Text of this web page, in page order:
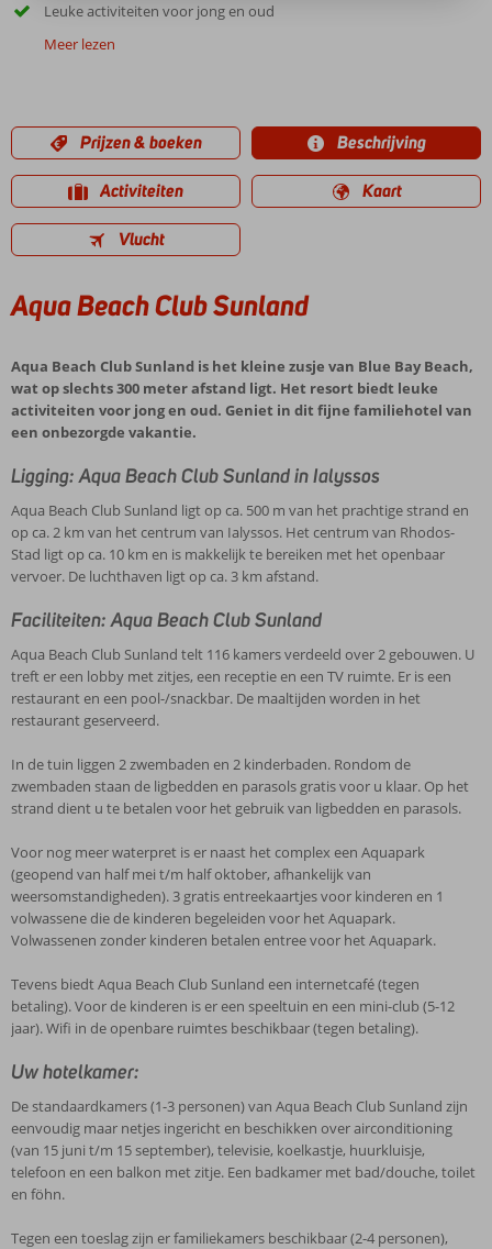
Leuke activiteiten voor jong en oud
Meer lezen
Prijzen & boeken Beschrijving
Activiteiten Kaart
Vlucht
Aqua Beach Club Sunland
Aqua Beach Club Sunland is het kleine zusje van Blue Bay Beach,
wat op slechts 300 meter afstand ligt. Het resort biedt leuke
activiteiten voor jong en oud. Geniet in dit fijne familiehotel van
een onbezorgde vakantie.
Ligging: Aqua Beach Club Sunland in Ialyssos
Aqua Beach Club Sunland ligt op ca. 500 m van het prachtige strand en
op ca. 2 km van het centrum van Ialyssos. Het centrum van Rhodos-
Stad ligt op ca. 10 km en is makkelijk te bereiken met het openbaar
vervoer. De luchthaven ligt op ca. 3 km afstand.
Faciliteiten: Aqua Beach Club Sunland
Aqua Beach Club Sunland telt 116 kamers verdeeld over 2 gebouwen. U
treft er een lobby met zitjes, een receptie en een TV ruimte. Er is een
restaurant en een pool-/snackbar. De maaltijden worden in het
restaurant geserveerd.
In de tuin liggen 2 zwembaden en 2 kinderbaden. Rondom de
zwembaden staan de ligbedden en parasols gratis voor u klaar. Op het
strand dient u te betalen voor het gebruik van ligbedden en parasols.
Voor nog meer waterpret is er naast het complex een Aquapark
(geopend van half mei t/m half oktober, afhankelijk van
weersomstandigheden). 3 gratis entreekaartjes voor kinderen en 1
volwassene die de kinderen begeleiden voor het Aquapark.
Volwassenen zonder kinderen betalen entree voor het Aquapark.
Tevens biedt Aqua Beach Club Sunland een internetcafé (tegen
betaling). Voor de kinderen is er een speeltuin en een mini-club (5-12
jaar). Wifi in de openbare ruimtes beschikbaar (tegen betaling).
Uw hotelkamer:
De standaardkamers (1-3 personen) van Aqua Beach Club Sunland zijn
eenvoudig maar netjes ingericht en beschikken over airconditioning
(van 15 juni t/m 15 september), televisie, koelkastje, huurkluisje,
telefoon en een balkon met zitje. Een badkamer met bad/douche, toilet
en föhn.
Tegen een toeslag zijn er familiekamers beschikbaar (2-4 personen),